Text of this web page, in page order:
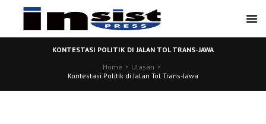
KONTESTASI POLITIK DI JALAN TOL TRANS-JAWA
Home
Ulasan
Kontestasi Politik di Jalan Tol Trans-Jawa